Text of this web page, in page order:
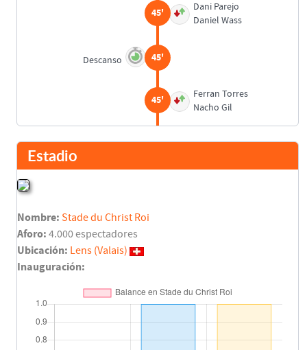
Dani Parejo
Daniel Wass
45'
Descanso 45'
Ferran Torres
Nacho Gil
45'
45'
Estadio
Nombre: Stade du Christ Roi
Aforo: 4.000 espectadores
Ubicación: Lens (Valais)
Inauguración: